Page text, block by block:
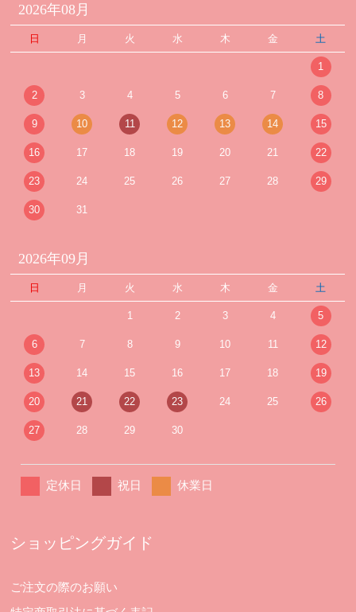
2026年08月
日 月 火 水 木 金 土
1
2 3 4 5 6 7 8
9 10 11 12 13 14 15
16 17 18 19 20 21 22
23 24 25 26 27 28 29
30 31
2026年09月
日 月 火 水 木 金 土
1 2 3 4 5
6 7 8 9 10 11 12
13 14 15 16 17 18 19
20 21 22 23 24 25 26
27 28 29 30
定休日 祝日 休業日
ショッピングガイド
ご注文の際のお願い